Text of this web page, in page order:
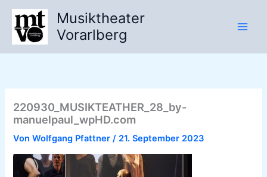
Zum
Inhalt
springen
Musiktheater
Vorarlberg
220930_MUSIKTEATHER_28_by-
manuelpaul_wpHD.com
VonWolfgang Pfattner/ 21. September 2023